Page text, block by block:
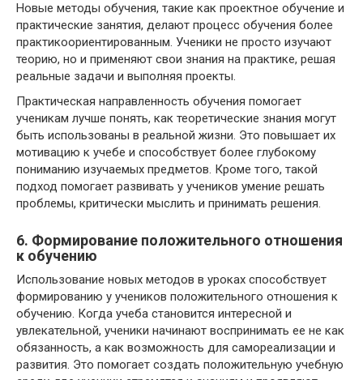
Новые методы обучения, такие как проектное обучение и
практические занятия, делают процесс обучения более
практикоориентированным. Ученики не просто изучают
теорию, но и применяют свои знания на практике, решая
реальные задачи и выполняя проекты.
Практическая направленность обучения помогает
ученикам лучше понять, как теоретические знания могут
быть использованы в реальной жизни. Это повышает их
мотивацию к учебе и способствует более глубокому
пониманию изучаемых предметов. Кроме того, такой
подход помогает развивать у учеников умение решать
проблемы, критически мыслить и принимать решения.
6. Формирование положительного отношения
к обучению
Использование новых методов в уроках способствует
формированию у учеников положительного отношения к
обучению. Когда учеба становится интересной и
увлекательной, ученики начинают воспринимать ее не как
обязанность, а как возможность для самореализации и
развития. Это помогает создать положительную учебную